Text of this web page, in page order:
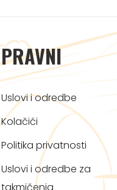
PRAVNI
Uslovi i odredbe
Kolačići
Politika privatnosti
Uslovi i odredbe za
takmičenja